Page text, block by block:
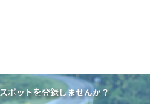
ポットを登録しませんか？